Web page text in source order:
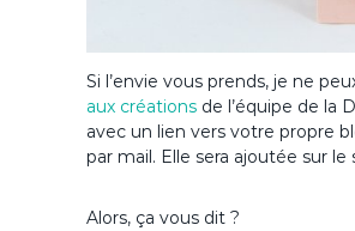
Si l’envie vous prends, je ne
aux créations de l’équipe de la
avec un lien vers votre propre
par mail. Elle sera ajoutée sur
Alors, ça vous dit ?